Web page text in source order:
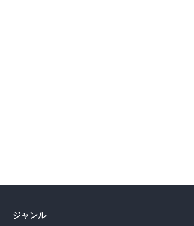
ジャンル